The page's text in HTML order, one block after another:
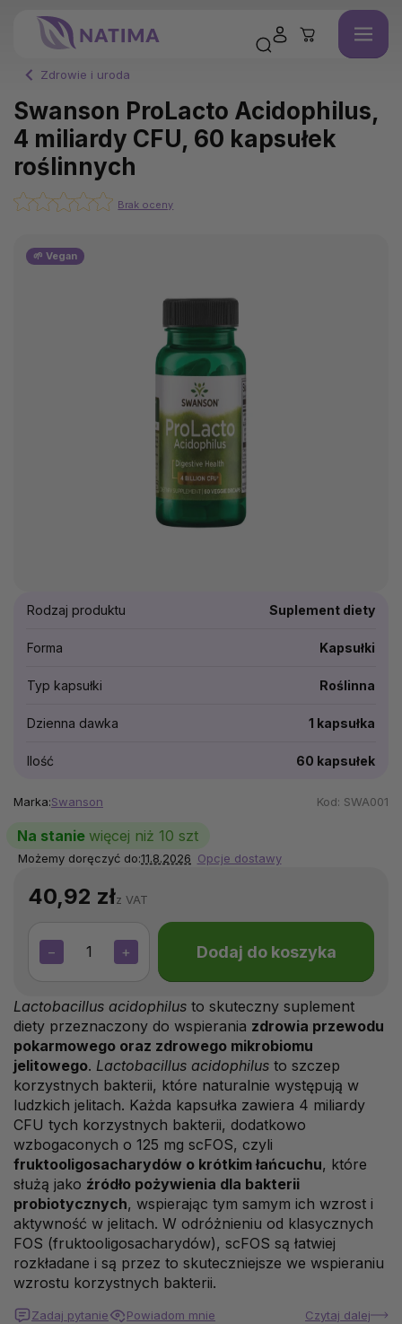
Zdrowie i uroda
Swanson ProLacto Acidophilus,
4 miliardy CFU, 60 kapsułek
roślinnych
Brak oceny
🌱 Vegan
40,92 złz VAT
+
− Dodaj do koszyka
Lactobacillus acidophilus to skuteczny suplement
diety przeznaczony do wspierania zdrowia przewodu
pokarmowego oraz zdrowego mikrobiomu
jelitowego. Lactobacillus acidophilus to szczep
korzystnych bakterii, które naturalnie występują w
ludzkich jelitach. Każda kapsułka zawiera 4 miliardy
CFU tych korzystnych bakterii, dodatkowo
wzbogaconych o 125 mg scFOS, czyli
fruktooligosacharydów o krótkim łańcuchu, które
służą jako źródło pożywienia dla bakterii
probiotycznych, wspierając tym samym ich wzrost i
aktywność w jelitach. W odróżnieniu od klasycznych
FOS (fruktooligosacharydów), scFOS są łatwiej
rozkładane i są przez to skuteczniejsze we wspieraniu
wzrostu korzystnych bakterii.
Czytaj dalej
Zadaj pytanie Powiadom mnie
Marka:Swanson Kod: SWA001
Rodzaj produktu Suplement diety
Forma Kapsułki
Typ kapsułki Roślinna
Dzienna dawka 1 kapsułka
Ilość 60 kapsułek
Na stanie więcej niż 10 szt
Możemy doręczyć do:11.8.2026 Opcje dostawy